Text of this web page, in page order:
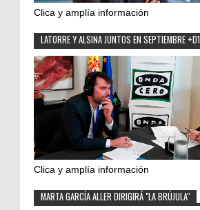
Clica y amplía información
LATORRE Y ALSINA JUNTOS EN SEPTIEMBRE +D1
Clica y amplía información
MARTA GARCÍA ALLER DIRIGIRÁ "LA BRÚJULA"